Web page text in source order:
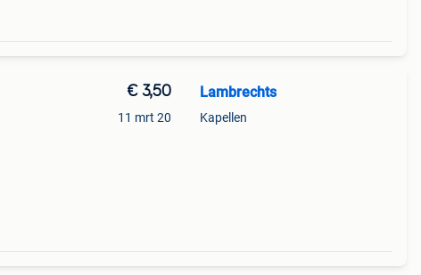
€ 3,50
11 mrt 20
Lambrechts
Kapellen